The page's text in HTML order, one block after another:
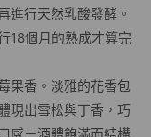
進行天然乳酸發酵。
18個月的熟成才算完
果香。淡雅的花香包
現出雪松與丁香，巧